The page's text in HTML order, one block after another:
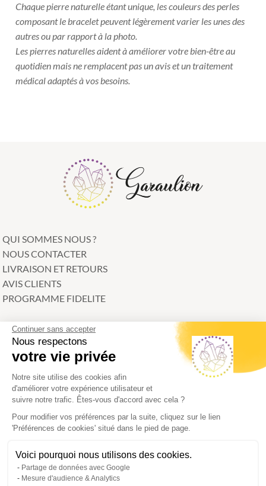
Chaque pierre naturelle étant unique, les couleurs des perles
composant le bracelet peuvent légèrement varier les unes des
autres ou par rapport à la photo.
Les pierres naturelles aident à améliorer votre bien-être au
quotidien mais ne remplacent pas un avis et un traitement
médical adaptés à vos besoins.
QUI SOMMES NOUS ?
NOUS CONTACTER
LIVRAISON ET RETOURS
AVIS CLIENTS
PROGRAMME FIDELITE
CATEGORIES
Bracelets
Litho-kit
Bijoux
Accessoires
Conditions générales de ventes
Continuer sans accepter
Nous respectons
votre vie privée
Notre site utilise des cookies afin
d'améliorer votre expérience utilisateur et
suivre notre trafic. Êtes-vous d'accord avec cela ?
Pour modifier vos préférences par la suite, cliquez sur le lien
'Préférences de cookies' situé dans le pied de page.
Voici pourquoi nous utilisons des cookies.
Partage de données avec Google
Mesure d'audience & Analytics